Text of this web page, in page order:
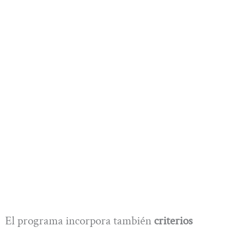
El programa incorpora también criterios